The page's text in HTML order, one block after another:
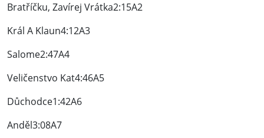
Bratříčku, Zavírej Vrátka2:15A2
Král A Klaun4:12A3
Salome2:47A4
Veličenstvo Kat4:46A5
Důchodce1:42A6
Anděl3:08A7